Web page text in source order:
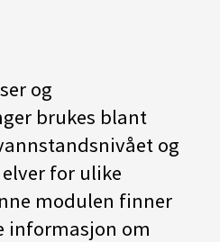
og
brukes blant
og
for ulike
modulen finner
informasjon om